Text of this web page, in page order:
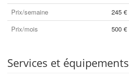
Prix/semaine
245 €
Prix/mois
500 €
Services et équipements